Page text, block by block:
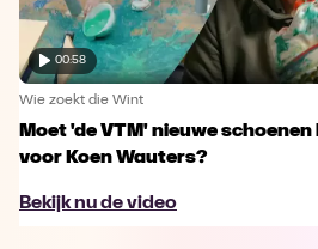
00:58
Wie zoekt die Wint
Moet 'de VTM' nieuwe schoenen
voor Koen Wauters?
Bekijk nu de video